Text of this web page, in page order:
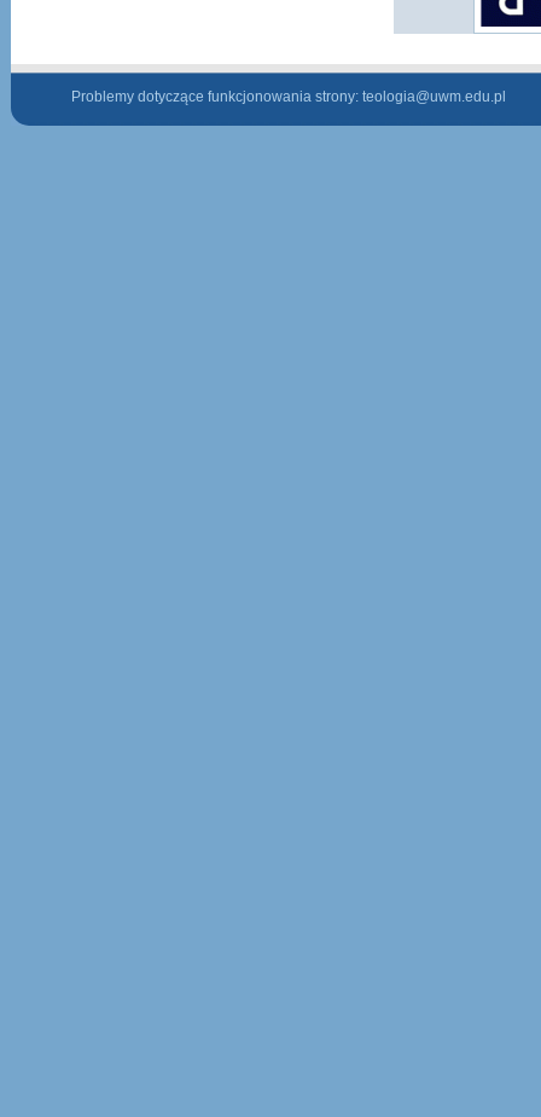
Problemy dotyczące funkcjonowania strony: teologia@uwm.edu.pl